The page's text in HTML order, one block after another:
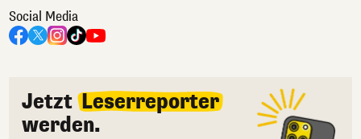
Social Media
Jetzt Leserreporter
werden.